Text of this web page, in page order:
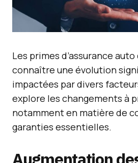
Les primes d’assurance
connaître une évolution
impactées par divers
explore les changements à
notamment en matière de
garanties essentielles.